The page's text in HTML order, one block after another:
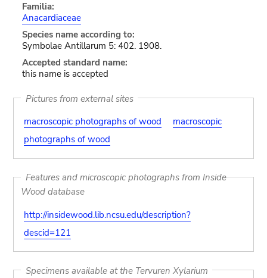
Familia:
Anacardiaceae
Species name according to:
Symbolae Antillarum 5: 402. 1908.
Accepted standard name:
this name is accepted
Pictures from external sites
macroscopic photographs of wood
macroscopic
photographs of wood
Features and microscopic photographs from Inside
Wood database
http://insidewood.lib.ncsu.edu/description?
descid=121
Specimens available at the Tervuren Xylarium